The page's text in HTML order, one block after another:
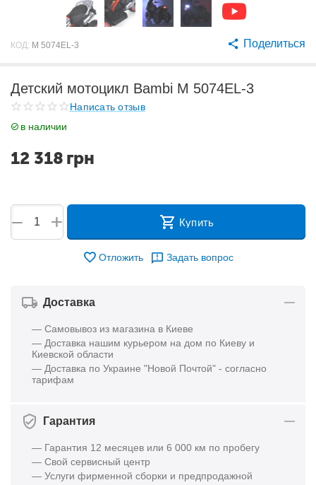
КОД: M 5074EL-3 Поделиться
Детский мотоцикл Bambi M 5074EL-3
Написать отзыв
в наличии
12 318 грн
+
− Купить
Отложить Задать вопрос
Доставка
— Самовывоз из магазина в Киеве
— Доставка нашим курьером на дом по Киеву и
Киевской области
— Доставка по Украине "Новой Почтой" - согласно
тарифам
Гарантия
— Гарантия 12 месяцев или 6 000 км по пробегу
— Свой сервисный центр
— Услуги фирменной сборки и предпродажной